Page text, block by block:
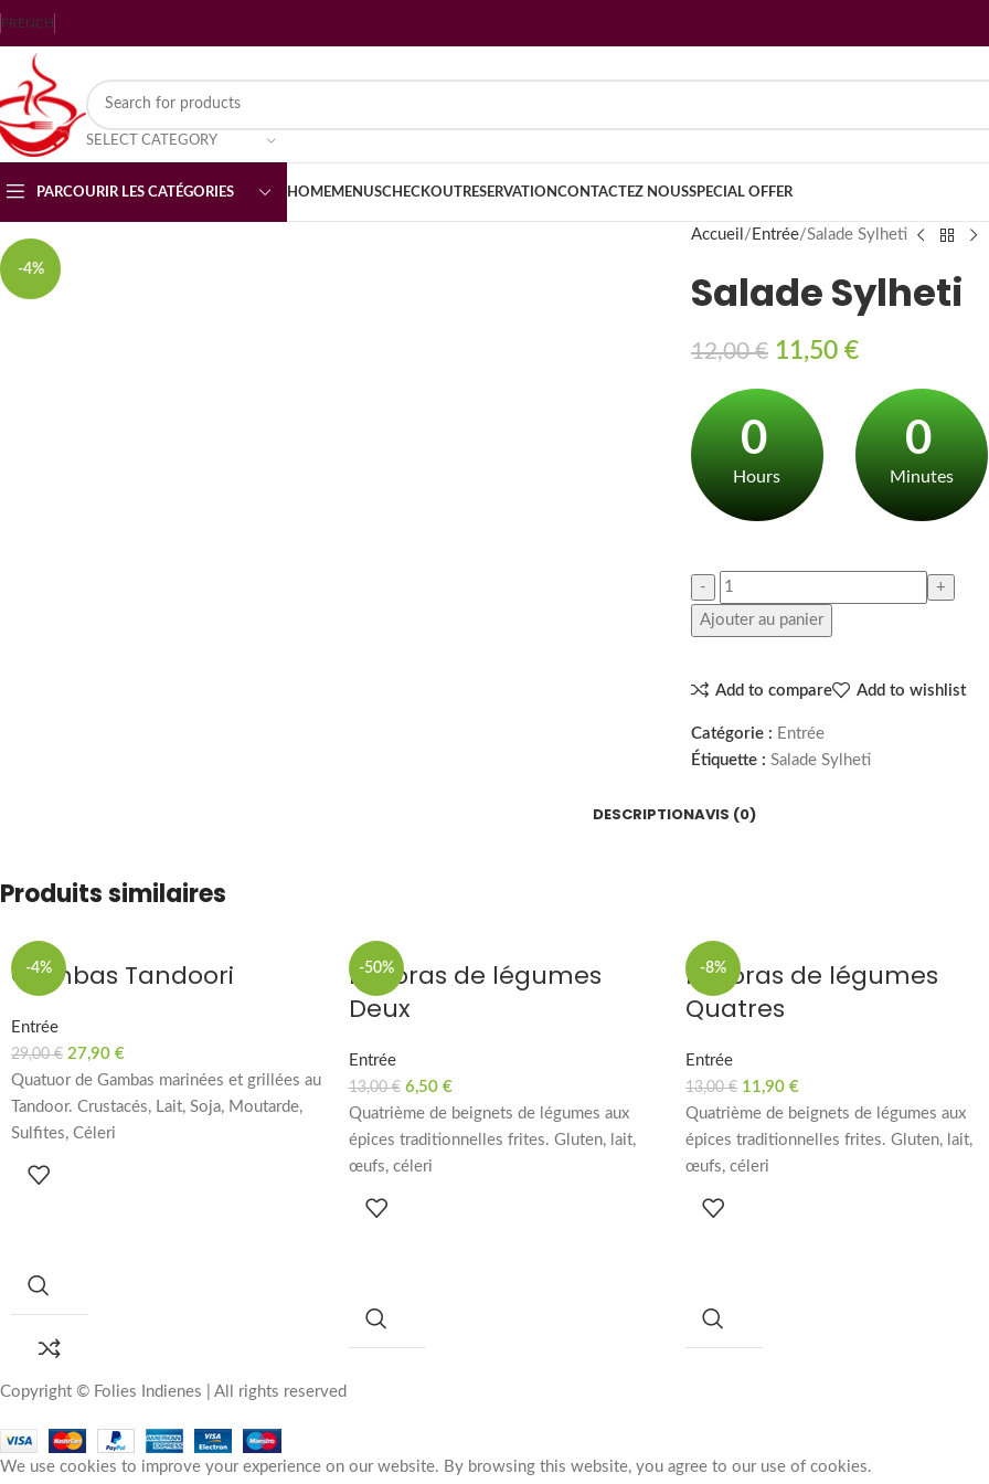
FRENCH
SELECT CATEGORY
PARCOURIR LES CATÉGORIES HOMEMENUSCHECKOUTRESERVATIONCONTACTEZ NOUSSPECIAL OFFER
-4%
Accueil Entrée Salade Sylheti
Salade Sylheti
12,00€ 11,50 €
0
Hours
0
Minutes
Ajouter au panier
Add to compare Add to wishlist
Catégorie : Entrée
Étiquette : Salade Sylheti
DESCRIPTIONAVIS (0)
Produits similaires
-4%
Gambas Tandoori
Entrée
29,00€ 27,90 €
Quatuor de Gambas marinées et grillées au
Tandoor. Crustacés, Lait, Soja, Moutarde,
Sulfites, Céleri
-50%
Pakoras de légumes
Deux
Entrée
13,00€ 6,50 €
Quatrième de beignets de légumes aux
épices traditionnelles frites. Gluten, lait,
œufs, céleri
-8%
Pakoras de légumes
Quatres
Entrée
13,00€ 11,90 €
Quatrième de beignets de légumes aux
épices traditionnelles frites. Gluten, lait,
œufs, céleri
Copyright © Folies Indienes | All rights reserved
We use cookies to improve your experience on our website. By browsing this website, you agree to our use of cookies.